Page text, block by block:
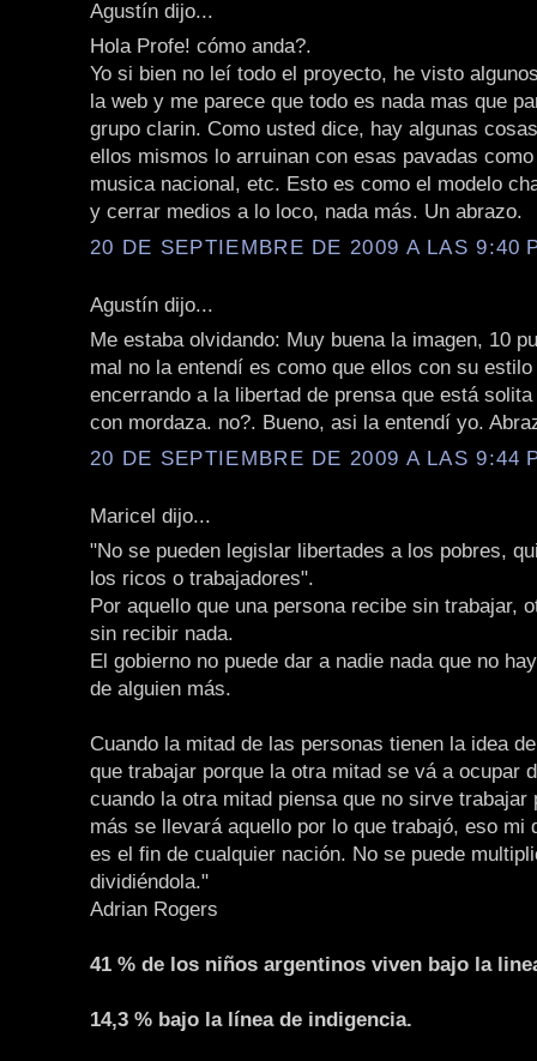
Agustín dijo...
Hola Profe! cómo anda?.
Yo si bien no leí todo el proyecto, he visto
la web y me parece que todo es nada mas que
grupo clarin. Como usted dice, hay algunas
ellos mismos lo arruinan con esas pavadas
musica nacional, etc. Esto es como el modelo
y cerrar medios a lo loco, nada más. Un abrazo.
20 DE SEPTIEMBRE DE 2009 A LAS 9:40
Agustín dijo...
Me estaba olvidando: Muy buena la imagen, 10
mal no la entendí es como que ellos con su
encerrando a la libertad de prensa que está
con mordaza. no?. Bueno, asi la entendí yo.
20 DE SEPTIEMBRE DE 2009 A LAS 9:44
Maricel dijo...
"No se pueden legislar libertades a los pobres,
los ricos o trabajadores".
Por aquello que una persona recibe sin trabajar,
sin recibir nada.
El gobierno no puede dar a nadie nada que no
de alguien más.
Cuando la mitad de las personas tienen la idea
que trabajar porque la otra mitad se vá a ocupar
cuando la otra mitad piensa que no sirve trabajar
más se llevará aquello por lo que trabajó, eso mi
es el fin de cualquier nación. No se puede
dividiéndola."
Adrian Rogers
41 % de los niños argentinos viven bajo la
14,3 % bajo la línea de indigencia.